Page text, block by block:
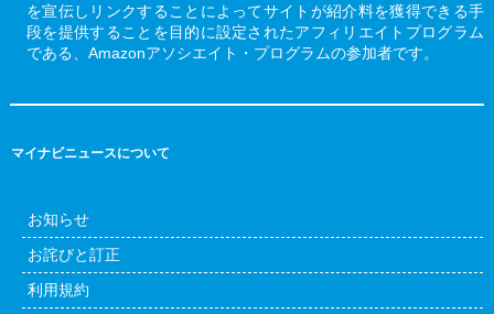
を宣伝しリンクすることによってサイトが紹介料を獲得できる手
段を提供することを目的に設定されたアフィリエイトプログラム
である、Amazonアソシエイト・プログラムの参加者です。
マイナビニュースについて
お知らせ
お詫びと訂正
利用規約